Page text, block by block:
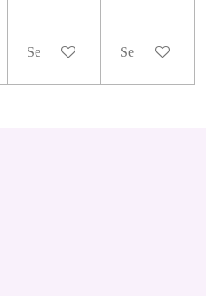
See details See details